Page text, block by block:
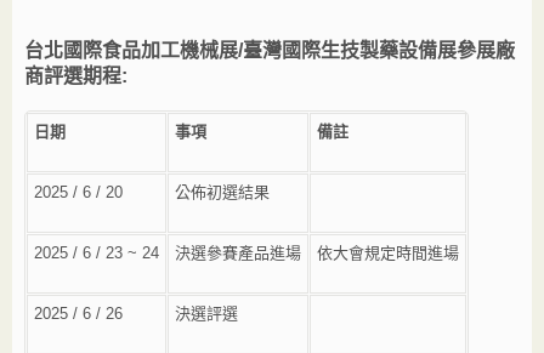
台北國際食品加工機械展/臺灣國際生技製藥設備展參展廠
商評選期程:
日期 事項 備註
2025 / 6 / 20 公佈初選結果
2025 / 6 / 23 ~ 24 決選參賽產品進場 依大會規定時間進場
2025 / 6 / 26 決選評選